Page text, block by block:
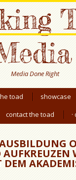
Media Done Right
toad showcase
contact the toad